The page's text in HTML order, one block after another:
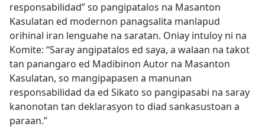
responsabilidad” so pangipatalos na Masanton
Kasulatan ed modernon panagsalita manlapud
orihinal iran lenguahe na saratan. Oniay intuloy ni na
Komite: “Saray angipatalos ed saya, a walaan na takot
tan panangaro ed Madibinon Autor na Masanton
Kasulatan, so mangipapasen a manunan
responsabilidad da ed Sikato so pangipasabi na saray
kanonotan tan deklarasyon to diad sankasustoan a
paraan.”